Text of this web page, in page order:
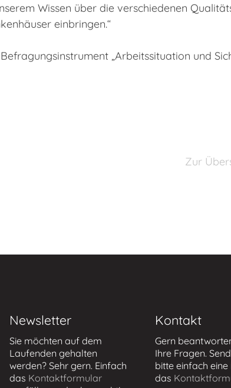
Wissen über die verschiedenen
einbringen.“
„Arbeitssituation und
Zur
Newsletter
Sie möchten auf dem
Laufenden gehalten
werden? Sehr gern. Einfach
das Kontaktformular
Kontakt
Gern
Ihre Fragen.
bitte einfach
das